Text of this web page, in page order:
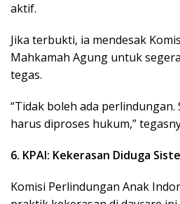
aktif.
Jika terbukti, ia mendesak
Mahkamah Agung untuk
tegas.
“Tidak boleh ada perlindungan.
harus diproses hukum,”
6. KPAI: Kekerasan Diduga
Komisi Perlindungan Anak